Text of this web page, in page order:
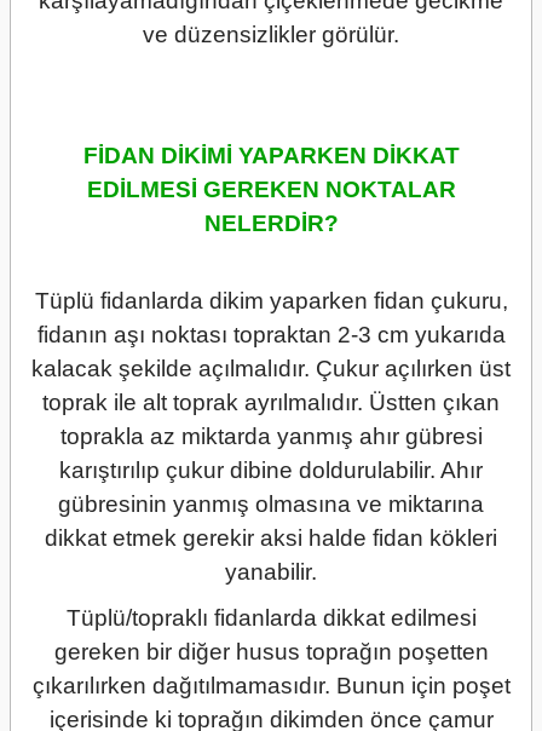
ve düzensizlikler görülür.
FİDAN DİKİMİ YAPARKEN DİKKAT
EDİLMESİ GEREKEN NOKTALAR
NELERDİR?
Tüplü fidanlarda dikim yaparken fidan çukuru,
fidanın aşı noktası topraktan 2-3 cm yukarıda
kalacak şekilde açılmalıdır. Çukur açılırken üst
toprak ile alt toprak ayrılmalıdır. Üstten çıkan
toprakla az miktarda yanmış ahır gübresi
karıştırılıp çukur dibine doldurulabilir. Ahır
gübresinin yanmış olmasına ve miktarına
dikkat etmek gerekir aksi halde fidan kökleri
yanabilir.
Tüplü/topraklı fidanlarda dikkat edilmesi
gereken bir diğer husus toprağın poşetten
çıkarılırken dağıtılmamasıdır. Bunun için poşet
içerisinde ki toprağın dikimden önce çamur